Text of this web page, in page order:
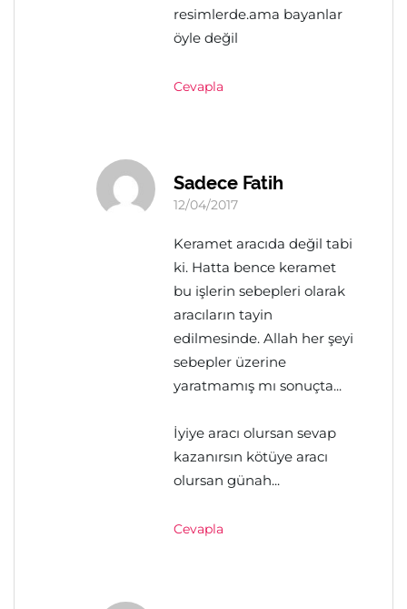
resimlerde.ama bayanlar
öyle değil
Cevapla
Sadece Fatih
12/04/2017
Keramet aracıda değil tabi
ki. Hatta bence keramet
bu işlerin sebepleri olarak
aracıların tayin
edilmesinde. Allah her şeyi
sebepler üzerine
yaratmamış mı sonuçta...
İyiye aracı olursan sevap
kazanırsın kötüye aracı
olursan günah...
Cevapla